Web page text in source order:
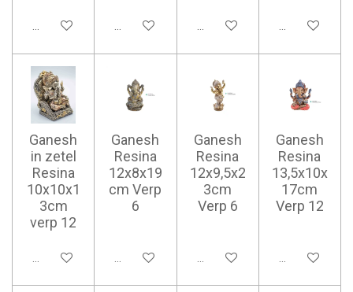
Ajouter au panierAjouter au panierAjouter au panierAjouter au
Ganesh
in zetel
Resina
10x10x1
3cm
verp 12
Ajouter au panier
Ganesh
Resina
12x8x19
cm Verp
6
Ajouter au panier
Ganesh
Resina
12x9,5x2
3cm
Verp 6
Ajouter au panier
Ganesh
Resina
13,5x10x
17cm
Verp 12
Ajouter au